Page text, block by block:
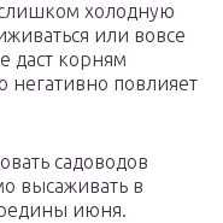
холодную
или вовсе
даст корням
негативно повлияет
садоводов
высаживать в
июня.